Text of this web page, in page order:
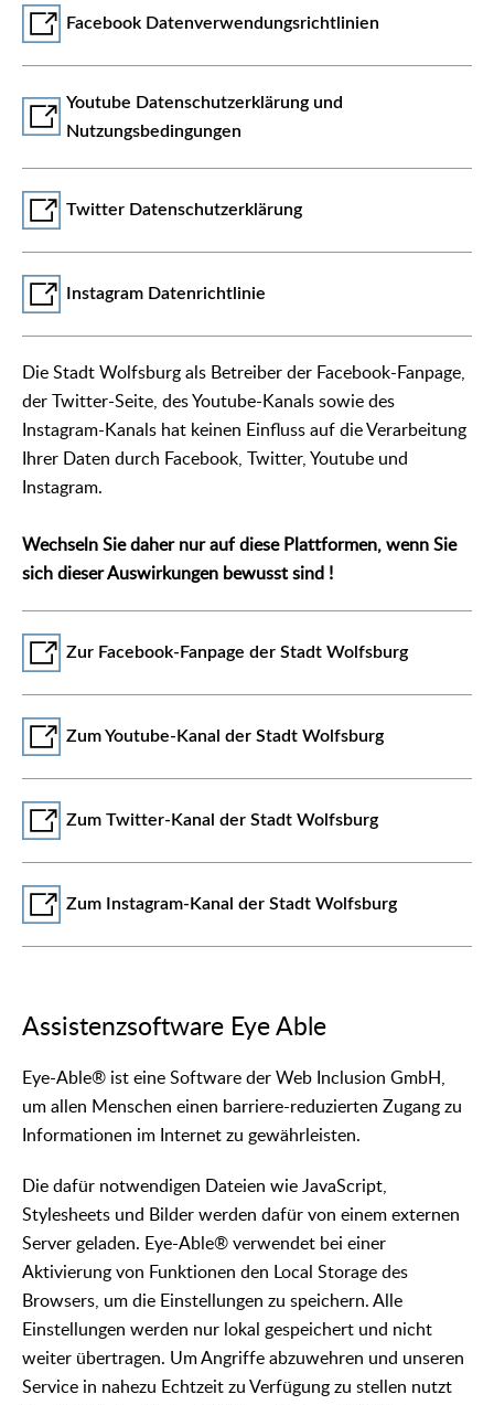
Facebook Datenverwendungsrichtlinien
Youtube Datenschutzerklärung und
Nutzungsbedingungen
Twitter Datenschutzerklärung
Instagram Datenrichtlinie
Die Stadt Wolfsburg als Betreiber der Facebook-Fanpage,
der Twitter-Seite, des Youtube-Kanals sowie des
Instagram-Kanals hat keinen Einfluss auf die Verarbeitung
Ihrer Daten durch Facebook, Twitter, Youtube und
Instagram.
Wechseln Sie daher nur auf diese Plattformen, wenn Sie
sich dieser Auswirkungen bewusst sind !
Zur Facebook-Fanpage der Stadt Wolfsburg
Zum Youtube-Kanal der Stadt Wolfsburg
Zum Twitter-Kanal der Stadt Wolfsburg
Zum Instagram-Kanal der Stadt Wolfsburg
Assistenzsoftware Eye Able
Eye-Able® ist eine Software der Web Inclusion GmbH,
um allen Menschen einen barriere-reduzierten Zugang zu
Informationen im Internet zu gewährleisten.
Die dafür notwendigen Dateien wie JavaScript,
Stylesheets und Bilder werden dafür von einem externen
Server geladen. Eye-Able® verwendet bei einer
Aktivierung von Funktionen den Local Storage des
Browsers, um die Einstellungen zu speichern. Alle
Einstellungen werden nur lokal gespeichert und nicht
weiter übertragen. Um Angriffe abzuwehren und unseren
Service in nahezu Echtzeit zu Verfügung zu stellen nutzt